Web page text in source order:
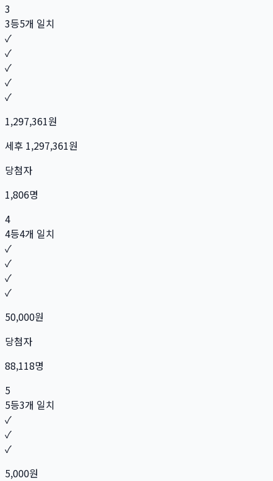
3
3등5개 일치
✓
✓
✓
✓
✓
1,297,361원
세후 1,297,361원
당첨자
1,806명
4
4등4개 일치
✓
✓
✓
✓
50,000원
당첨자
88,118명
5
5등3개 일치
✓
✓
✓
5,000원